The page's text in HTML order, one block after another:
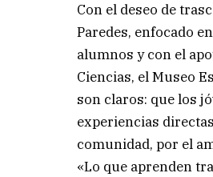
Con el deseo de
Paredes, enfocado
alumnos y con el
Ciencias, el Museo
son claros: que los
experiencias
comunidad, por el
«Lo que aprenden